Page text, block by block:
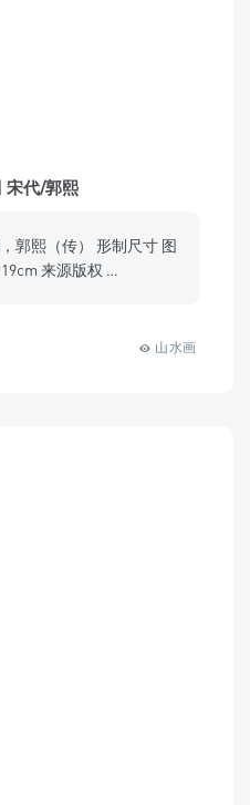
宋代/郭熙
郭熙（传） 形制尺寸 图
来源版权 …
山水画